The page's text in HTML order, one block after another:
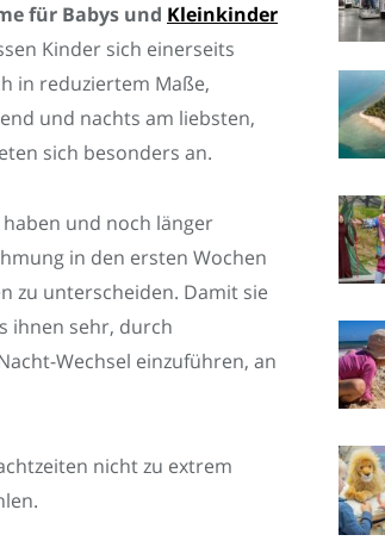
für Babys und Kleinkinder
Kinder sich einerseits
in reduziertem Maße,
und nachts am liebsten,
sich besonders an.
und noch länger
in den ersten Wochen
zu unterscheiden. Damit sie
ihnen sehr, durch
Wechsel einzuführen, an
nicht zu extrem